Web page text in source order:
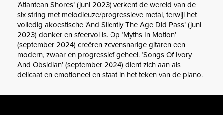
‘Atlantean Shores’ (juni 2023) verkent de wereld van de
six string met melodieuze/progressieve metal, terwijl het
volledig akoestische ‘And Silently The Age Did Pass’ (juni
2023) donker en sfeervol is. Op ‘Myths In Motion’
(september 2024) creëren zevensnarige gitaren een
modern, zwaar en progressief geheel. ‘Songs Of Ivory
And Obsidian’ (september 2024) dient zich aan als
delicaat en emotioneel en staat in het teken van de piano.